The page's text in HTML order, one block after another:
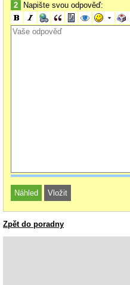
2 Napište svou odpověď:
Zpět do poradny